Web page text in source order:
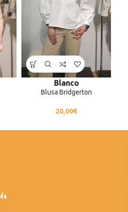
Blanco
Blusa Bridgerton
20,00€